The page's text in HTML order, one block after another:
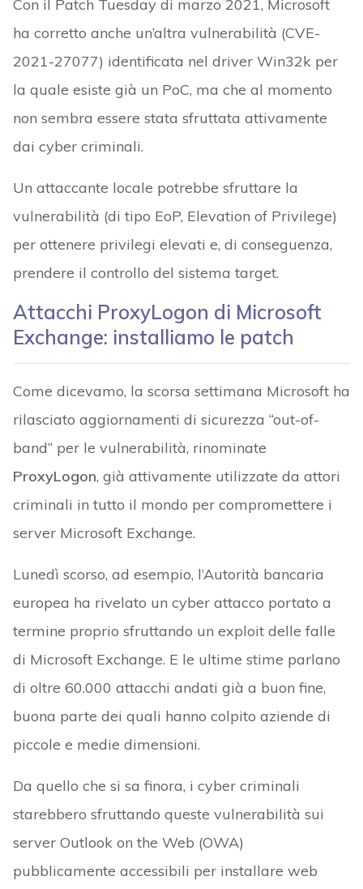
Con il Patch Tuesday di marzo 2021, Microsoft
ha corretto anche un’altra vulnerabilità (CVE-
2021-27077) identificata nel driver Win32k per
la quale esiste già un PoC, ma che al momento
non sembra essere stata sfruttata attivamente
dai cyber criminali.
Un attaccante locale potrebbe sfruttare la
vulnerabilità (di tipo EoP, Elevation of Privilege)
per ottenere privilegi elevati e, di conseguenza,
prendere il controllo del sistema target.
Attacchi ProxyLogon di Microsoft
Exchange: installiamo le patch
Come dicevamo, la scorsa settimana Microsoft ha
rilasciato aggiornamenti di sicurezza “out-of-
band” per le vulnerabilità, rinominate
ProxyLogon, già attivamente utilizzate da attori
criminali in tutto il mondo per compromettere i
server Microsoft Exchange.
Lunedì scorso, ad esempio, l’Autorità bancaria
europea ha rivelato un cyber attacco portato a
termine proprio sfruttando un exploit delle falle
di Microsoft Exchange. E le ultime stime parlano
di oltre 60.000 attacchi andati già a buon fine,
buona parte dei quali hanno colpito aziende di
piccole e medie dimensioni.
Da quello che si sa finora, i cyber criminali
starebbero sfruttando queste vulnerabilità sui
server Outlook on the Web (OWA)
pubblicamente accessibili per installare web